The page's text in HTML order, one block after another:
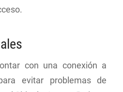
con una conexión a
evitar problemas de